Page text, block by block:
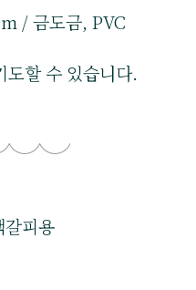
/ 금도금, PVC
도할 수 있습니다.
피용